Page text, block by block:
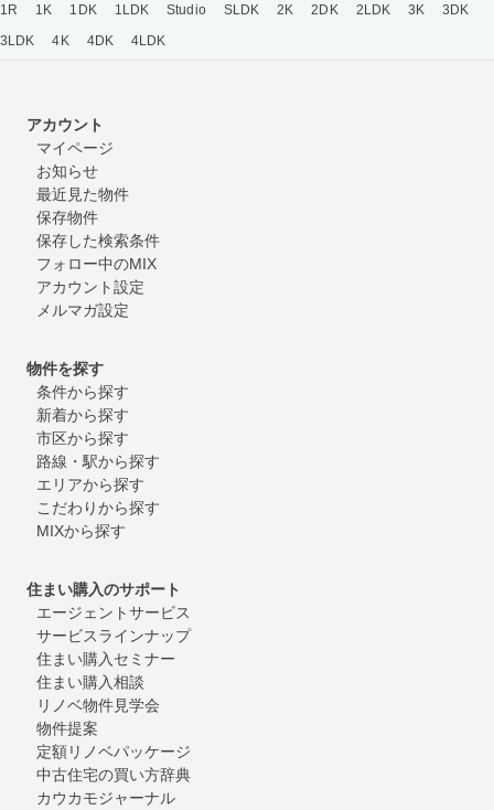
1R 1K 1DK 1LDK Studio SLDK 2K 2DK 2LDK 3K
3DK
3LDK
4K 4DK 4LDK
アカウント
マイページ
お知らせ
最近見た物件
保存物件
保存した検索条件
フォロー中のMIX
アカウント設定
メルマガ設定
物件を探す
条件から探す
新着から探す
市区から探す
路線・駅から探す
エリアから探す
こだわりから探す
MIXから探す
住まい購入のサポート
エージェントサービス
サービスラインナップ
住まい購入セミナー
住まい購入相談
リノベ物件見学会
物件提案
定額リノベパッケージ
中古住宅の買い方辞典
カウカモジャーナル